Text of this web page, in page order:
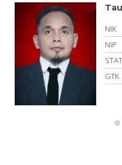
NIK
NIP
STAT
GTK